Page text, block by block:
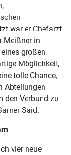
war er Chefarzt
Meißner in
großen
Möglichkeit,
tolle Chance,
Abteilungen
den Verbund zu
Said.
vier neue